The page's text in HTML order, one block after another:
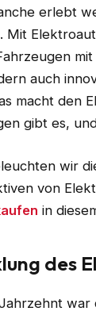
erlebt
auch
macht den
gibt es,
wir
von
in
des